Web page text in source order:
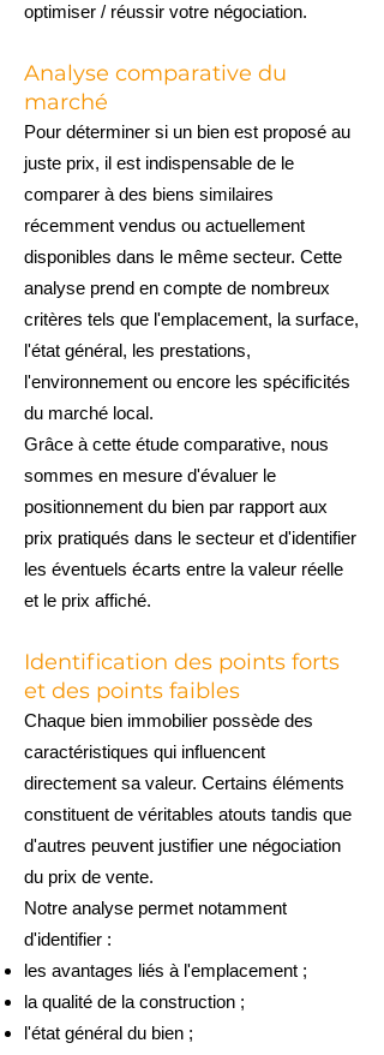
optimiser / réussir votre négociation.
Analyse comparative du
marché
Pour déterminer si un bien est proposé au
juste prix, il est indispensable de le
comparer à des biens similaires
récemment vendus ou actuellement
disponibles dans le même secteur. Cette
analyse prend en compte de nombreux
critères tels que l'emplacement, la surface,
l'état général, les prestations,
l'environnement ou encore les spécificités
du marché local.
Grâce à cette étude comparative, nous
sommes en mesure d'évaluer le
positionnement du bien par rapport aux
prix pratiqués dans le secteur et d'identifier
les éventuels écarts entre la valeur réelle
et le prix affiché.
Identification des points forts
et des points faibles
Chaque bien immobilier possède des
caractéristiques qui influencent
directement sa valeur. Certains éléments
constituent de véritables atouts tandis que
d'autres peuvent justifier une négociation
du prix de vente.
Notre analyse permet notamment
d'identifier :
les avantages liés à l'emplacement ;
la qualité de la construction ;
l'état général du bien ;